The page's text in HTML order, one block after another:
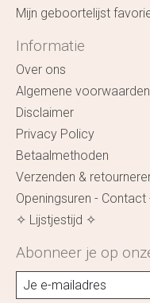
Mijn geboortelijst
Informatie
Over ons
Algemene voorwaarden
Disclaimer
Privacy Policy
Betaalmethoden
Verzenden &
Openingsuren -
✧ Lijstjestijd ✧
Abonneer je op